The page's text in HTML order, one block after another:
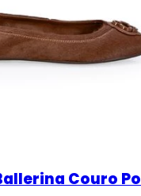
Couro